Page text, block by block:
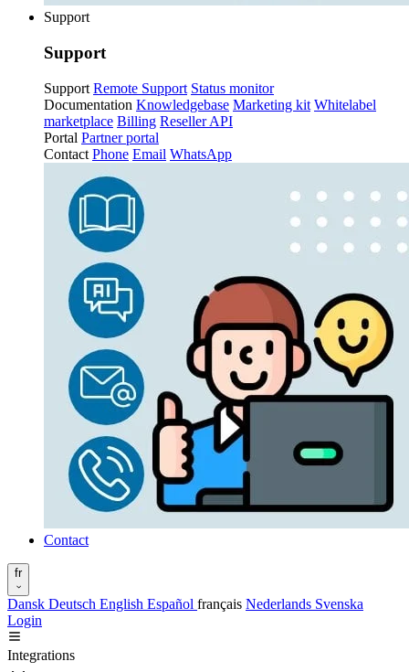
Support
Support
Support Remote Support Status monitor
Documentation Knowledgebase Marketing kit Whitelabel
marketplace Billing Reseller API
Portal Partner portal
Contact Phone Email WhatsApp
Contact
fr
Dansk Deutsch English Español français Nederlands Svenska
Login
Integrations